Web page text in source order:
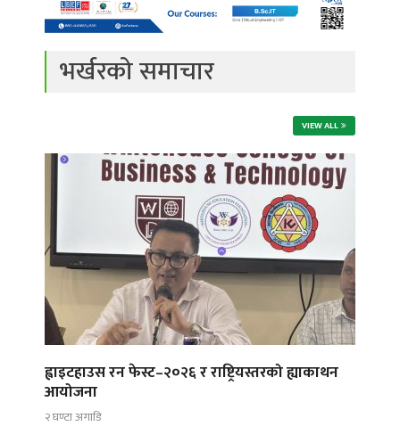
भर्खरको समाचार
VIEW ALL
ह्वाइटहाउस रन फेस्ट–२०२६ र राष्ट्रियस्तरको ह्याकाथन
आयोजना
२ घण्टा अगाडि